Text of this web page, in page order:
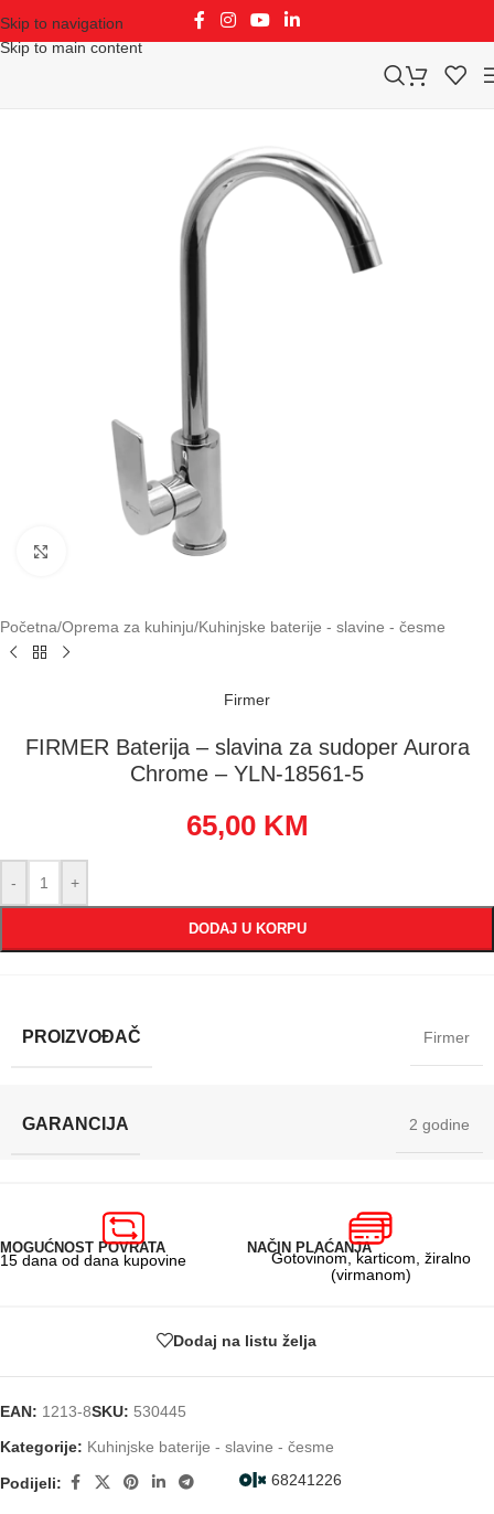
Skip to navigation
Skip to main content
Klikni za uvećavanje
Početna/Oprema za kuhinju/Kuhinjske baterije - slavine - česme
Firmer
FIRMER Baterija – slavina za sudoper Aurora
Chrome – YLN-18561-5
65,00 KM
- +
DODAJ U KORPU
PROIZVOĐAČ Firmer
GARANCIJA 2 godine
MOGUĆNOST POVRATA
15 dana od dana kupovine
NAČIN PLAĆANJA
Gotovinom, karticom, žiralno
(virmanom)
Dodaj na listu želja
EAN: 1213-8SKU: 530445
Kategorije: Kuhinjske baterije - slavine - česme
68241226
Podijeli: